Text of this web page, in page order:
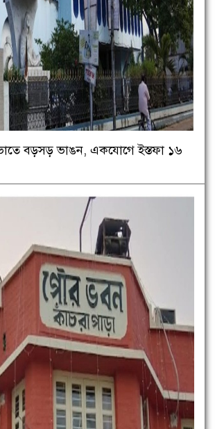
বড়সড় ভাঙন, একযোগে ইস্তফা ১৬